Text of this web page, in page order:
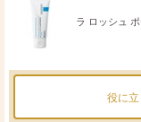
ラ ロッシュ
役に立